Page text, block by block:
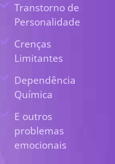
Transtorno de
Personalidade
Crenças
Limitantes
Dependência
Química
E outros
problemas
emocionais